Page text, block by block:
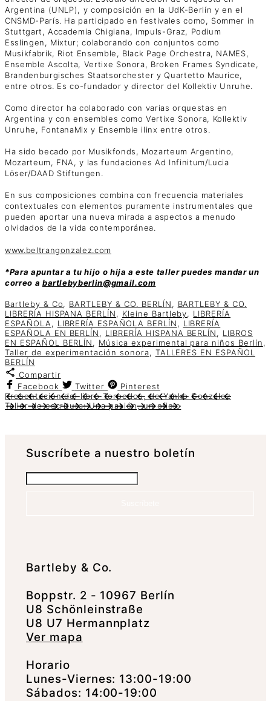
Argentina (UNLP), y composición en la UdK-Berlín y en el
CNSMD-París. Ha participado en festivales como, Sommer in
Stuttgart, Accademia Chigiana, Impuls-Graz, Podium
Esslingen, Mixtur; colaborando con conjuntos como
Musikfabrik, Riot Ensemble, Black Page Orchestra, NAMES,
Ensemble Ascolta, Vertixe Sonora, Broken Frames Syndicate,
Brandenburgisches Staatsorchester y Quartetto Maurice,
entre otros. Es co-fundador y director del Kollektiv Unruhe.
Como director ha colaborado con varias orquestas en
Argentina y con ensembles como Vertixe Sonora, Kollektiv
Unruhe, FontanaMix y Ensemble ilinx entre otros.
Ha sido becado por Musikfonds, Mozarteum Argentino,
Mozarteum, FNA, y las fundaciones Ad Infinitum/Lucia
Löser/DAAD Stiftungen.
En sus composiciones combina con frecuencia materiales
contextuales con elementos puramente instrumentales que
pueden aportar una nueva mirada a aspectos a menudo
olvidados de la vida contemporánea.
www.beltrangonzalez.com
*Para apuntar a tu hijo o hija a este taller puedes mandar un
correo a bartlebyberlin@gmail.com
Bartleby & Co, BARTLEBY & CO. BERLÍN, BARTLEBY & CO.
LIBRERÍA HISPANA BERLÍN, Kleine Bartleby, LIBRERÍA
ESPAÑOLA, LIBRERÍA ESPAÑOLA BERLÍN, LIBRERÍA
ESPAÑOLA EN BERLÍN, LIBRERÍA HISPANA BERLÍN, LIBROS
EN ESPAÑOL BERLÍN, Música experimental para niños Berlín,
Taller de experimentación sonora, TALLERES EN ESPAÑOL
BERLÍN
Compartir
Facebook
Twitter
Pinterest
Presentación del libro Torpedos, de Yanko González
Taller de escritura: Una pasión, un oficio
Suscrí­bete a nuestro boletín
Bartleby & Co.
Boppstr. 2 - 10967 Berlín
U8 Schönleinstraße
U8 U7 Hermannplatz
Ver mapa
Horario
Lunes-Viernes: 13:00-19:00
Sábados: 14:00-19:00